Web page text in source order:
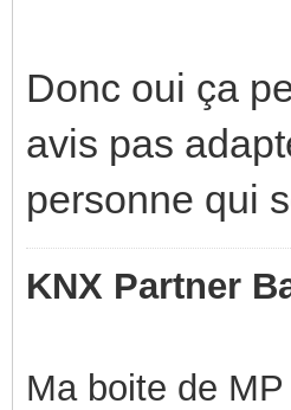
Donc oui ça
avis pas
personne qui
KNX Partner
Ma boite de